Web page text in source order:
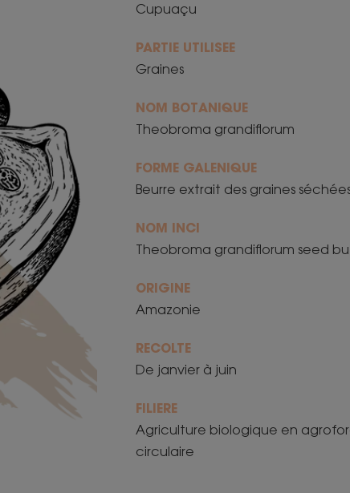
Cupuaçu
PARTIE UTILISEE
Graines
NOM BOTANIQUE
Theobroma grandiflorum
FORME GALENIQUE
Beurre extrait des graines
NOM INCI
Theobroma grandiflorum seed
ORIGINE
Amazonie
RECOLTE
De janvier à juin
FILIERE
Agriculture biologique en
circulaire